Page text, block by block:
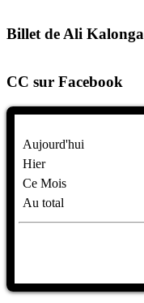
Billet de Ali Kalonga
CC sur Facebook
Aujourd'hui
Hier
Ce Mois
Au total